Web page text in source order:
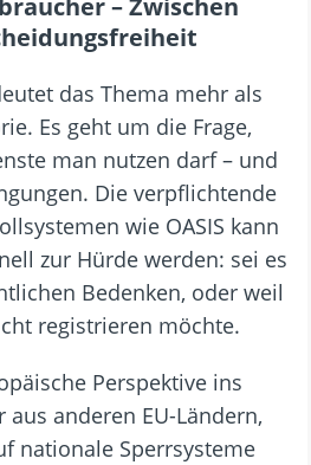
das Thema mehr als
Es geht um die Frage,
man nutzen darf – und
Die verpflichtende
wie OASIS kann
zur Hürde werden: sei es
Bedenken, oder weil
registrieren möchte.
Perspektive ins
aus anderen EU-Ländern,
nationale Sperrsysteme